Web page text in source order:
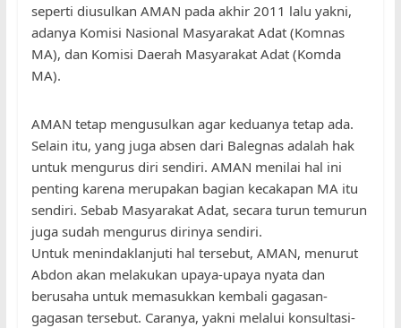
seperti diusulkan AMAN pada akhir 2011 lalu yakni,
adanya Komisi Nasional Masyarakat Adat (Komnas
MA), dan Komisi Daerah Masyarakat Adat (Komda
MA).
AMAN tetap mengusulkan agar keduanya tetap ada.
Selain itu, yang juga absen dari Balegnas adalah hak
untuk mengurus diri sendiri. AMAN menilai hal ini
penting karena merupakan bagian kecakapan MA itu
sendiri. Sebab Masyarakat Adat, secara turun temurun
juga sudah mengurus dirinya sendiri.
Untuk menindaklanjuti hal tersebut, AMAN, menurut
Abdon akan melakukan upaya-upaya nyata dan
berusaha untuk memasukkan kembali gagasan-
gagasan tersebut. Caranya, yakni melalui konsultasi-